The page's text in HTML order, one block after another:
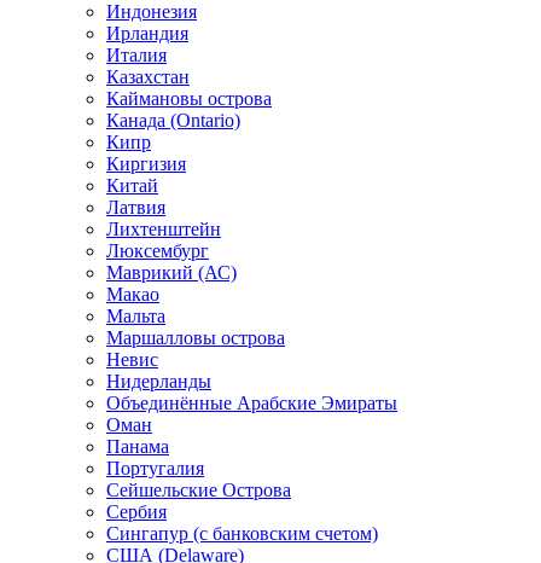
Индонезия
Ирландия
Италия
Казахстан
Каймановы острова
Канада (Ontario)
Кипр
Киргизия
Китай
Латвия
Лихтенштейн
Люксембург
Маврикий (АС)
Макао
Мальта
Маршалловы острова
Нeвис
Нидерланды
Объединённые Арабские Эмираты
Оман
Панама
Португалия
Сейшельские Острова
Сербия
Сингапур (c банковским счетом)
США (Delaware)